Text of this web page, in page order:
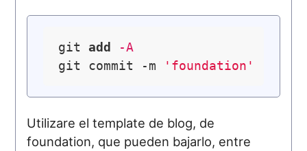
git add -A
git commit -m
'foundation'
Utilizare el template de blog, de
foundation, que pueden bajarlo, entre